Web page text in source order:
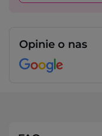
Opinie o nas